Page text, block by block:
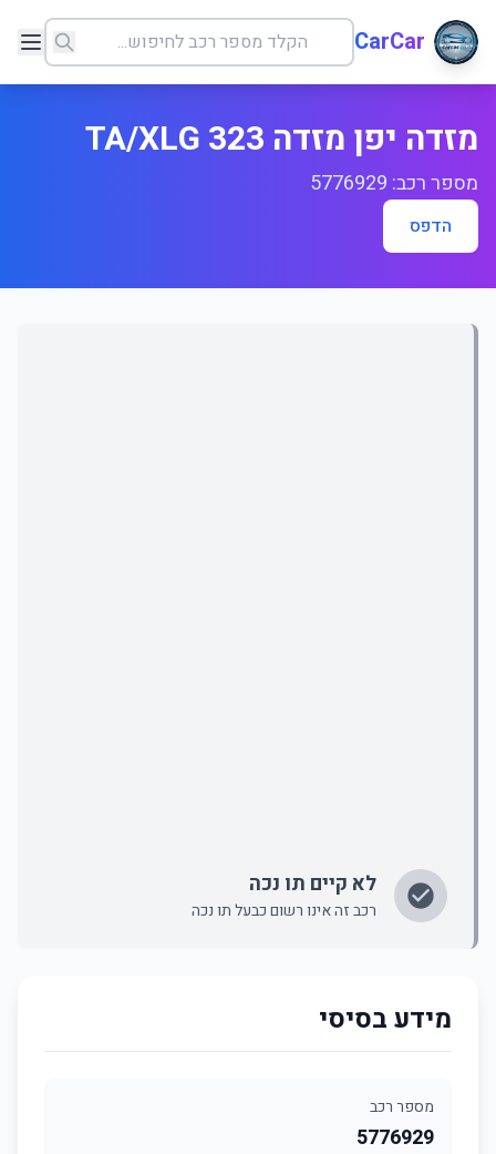
CarCar
מזדה יפן מזדה 323 TA/XLG
מספר רכב: 5776929
הדפס
לא קיים תו נכה
רכב זה אינו רשום כבעל תו נכה
מידע בסיסי
מספר רכב
5776929